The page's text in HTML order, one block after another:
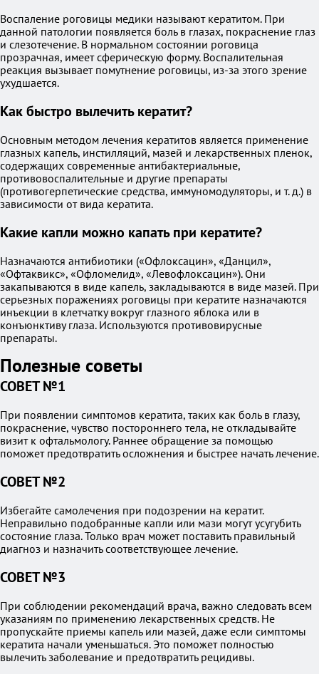
Воспаление роговицы медики называют кератитом. При
данной патологии появляется боль в глазах, покраснение глаз
и слезотечение. В нормальном состоянии роговица
прозрачная, имеет сферическую форму. Воспалительная
реакция вызывает помутнение роговицы, из-за этого зрение
ухудшается.
Как быстро вылечить кератит?
Основным методом лечения кератитов является применение
глазных капель, инстилляций, мазей и лекарственных пленок,
содержащих современные антибактериальные,
противовоспалительные и другие препараты
(противогерпетические средства, иммуномодуляторы, и т. д.) в
зависимости от вида кератита.
Какие капли можно капать при кератите?
Назначаются антибиотики («Офлоксацин», «Данцил»,
«Офтаквикс», «Офломелид», «Левофлоксацин»). Они
закапываются в виде капель, закладываются в виде мазей. При
серьезных поражениях роговицы при кератите назначаются
инъекции в клетчатку вокруг глазного яблока или в
конъюнктиву глаза. Используются противовирусные
препараты.
Полезные советы
СОВЕТ №1
При появлении симптомов кератита, таких как боль в глазу,
покраснение, чувство постороннего тела, не откладывайте
визит к офтальмологу. Раннее обращение за помощью
поможет предотвратить осложнения и быстрее начать лечение.
СОВЕТ №2
Избегайте самолечения при подозрении на кератит.
Неправильно подобранные капли или мази могут усугубить
состояние глаза. Только врач может поставить правильный
диагноз и назначить соответствующее лечение.
СОВЕТ №3
При соблюдении рекомендаций врача, важно следовать всем
указаниям по применению лекарственных средств. Не
пропускайте приемы капель или мазей, даже если симптомы
кератита начали уменьшаться. Это поможет полностью
вылечить заболевание и предотвратить рецидивы.